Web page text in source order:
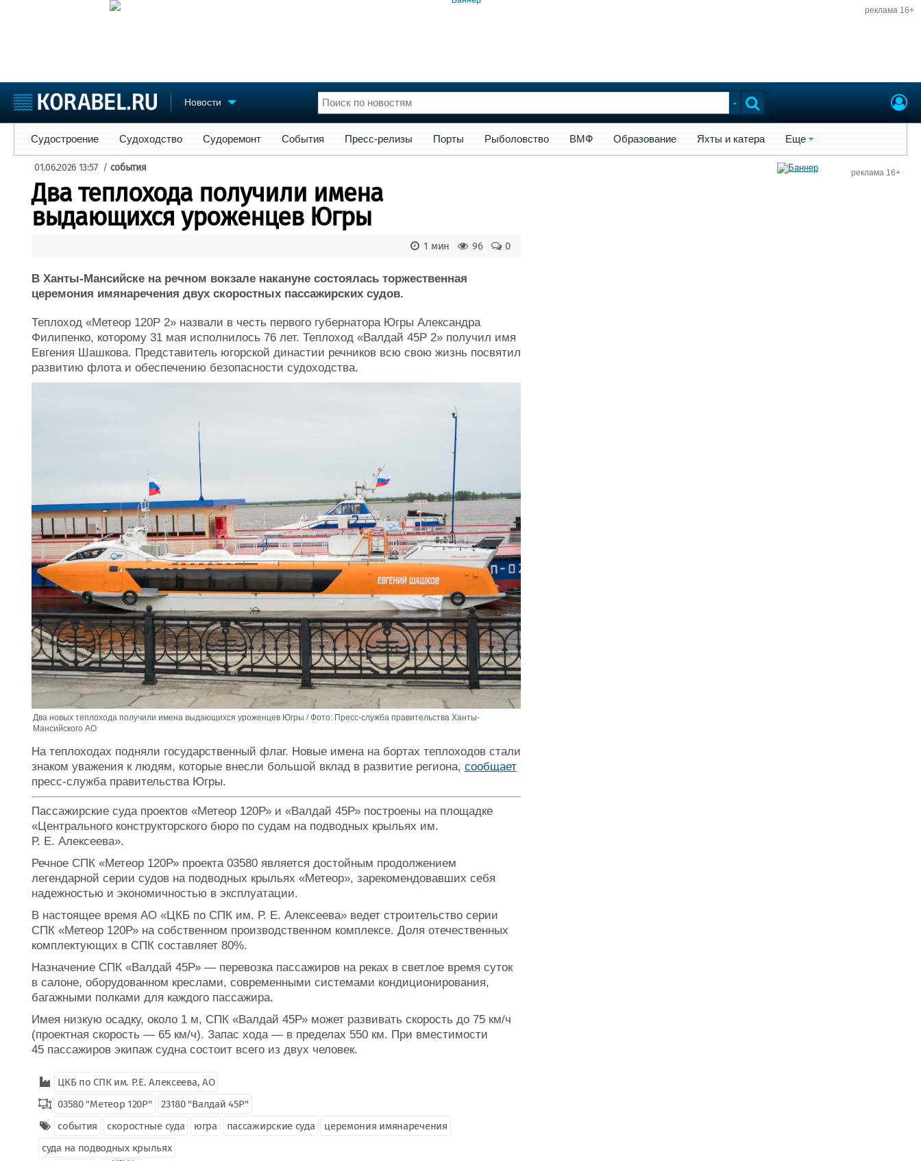
реклама 16+
Новости
Судостроение
Пульс
Новости
Компании
Репутация
Журнал
Реклама
Торговая площадка
Доска объявлений
Продажа флота
Оборудование
Изделия
Конференции
Личности
Флот
Судостроение Судоходство Судоремонт События Пресс-релизы Порты Рыболовство ВМФ Образование Яхты и катера Еще
01.06.2026 13:57 / события
Два теплохода получили имена
выдающихся уроженцев Югры
0
96
1 мин
В Ханты-Мансийске на речном вокзале накануне состоялась торжественная
церемония имянаречения двух скоростных пассажирских судов.
Теплоход «Метеор 120Р 2» назвали в честь первого губернатора Югры Александра
Филипенко, которому 31 мая исполнилось 76 лет. Теплоход «Валдай 45Р 2» получил имя
Евгения Шашкова. Представитель югорской династии речников всю свою жизнь посвятил
развитию флота и обеспечению безопасности судоходства.
Два новых теплохода получили имена выдающихся уроженцев Югры / Фото: Пресс-служба правительства Ханты-
Мансийского АО
На теплоходах подняли государственный флаг. Новые имена на бортах теплоходов стали
знаком уважения к людям, которые внесли большой вклад в развитие региона, сообщает
пресс-служба правительства Югры.
Пассажирские суда проектов «Метеор 120Р» и «Валдай 45Р» построены на площадке
«Центрального конструкторского бюро по судам на подводных крыльях им.
Р. Е. Алексеева».
Речное СПК «Метеор 120Р» проекта 03580 является достойным продолжением
легендарной серии судов на подводных крыльях «Метеор», зарекомендовавших себя
надежностью и экономичностью в эксплуатации.
В настоящее время АО «ЦКБ по СПК им. Р. Е. Алексеева» ведет строительство серии
СПК «Метеор 120Р» на собственном производственном комплексе. Доля отечественных
комплектующих в СПК составляет 80%.
Назначение СПК «Валдай 45Р» — перевозка пассажиров на реках в светлое время суток
в салоне, оборудованном креслами, современными системами кондиционирования,
багажными полками для каждого пассажира.
Имея низкую осадку, около 1 м, СПК «Валдай 45Р» может развивать скорость до 75 км/ч
(проектная скорость — 65 км/ч). Запас хода — в пределах 550 км. При вместимости
45 пассажиров экипаж судна состоит всего из двух человек.
ЦКБ по СПК им. Р.Е. Алексеева, АО
03580 "Метеор 120Р"
23180 "Валдай 45Р"
события
скоростные суда югра пассажирские суда
церемония имянаречения
суда на подводных крыльях
реклама 16+